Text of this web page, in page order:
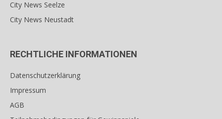
City News Seelze
City News Neustadt
RECHTLICHE INFORMATIONEN
Datenschutzerklärung
Impressum
AGB